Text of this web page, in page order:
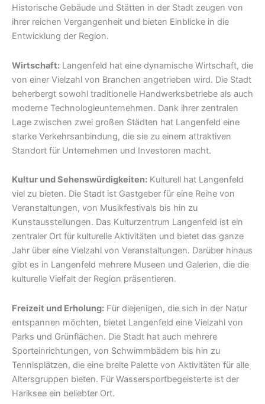
Historische Gebäude und Stätten in der Stadt zeugen von
ihrer reichen Vergangenheit und bieten Einblicke in die
Entwicklung der Region.
Wirtschaft: Langenfeld hat eine dynamische Wirtschaft, die
von einer Vielzahl von Branchen angetrieben wird. Die Stadt
beherbergt sowohl traditionelle Handwerksbetriebe als auch
moderne Technologieunternehmen. Dank ihrer zentralen
Lage zwischen zwei großen Städten hat Langenfeld eine
starke Verkehrsanbindung, die sie zu einem attraktiven
Standort für Unternehmen und Investoren macht.
Kultur und Sehenswürdigkeiten: Kulturell hat Langenfeld
viel zu bieten. Die Stadt ist Gastgeber für eine Reihe von
Veranstaltungen, von Musikfestivals bis hin zu
Kunstausstellungen. Das Kulturzentrum Langenfeld ist ein
zentraler Ort für kulturelle Aktivitäten und bietet das ganze
Jahr über eine Vielzahl von Veranstaltungen. Darüber hinaus
gibt es in Langenfeld mehrere Museen und Galerien, die die
kulturelle Vielfalt der Region präsentieren.
Freizeit und Erholung: Für diejenigen, die sich in der Natur
entspannen möchten, bietet Langenfeld eine Vielzahl von
Parks und Grünflächen. Die Stadt hat auch mehrere
Sporteinrichtungen, von Schwimmbädern bis hin zu
Tennisplätzen, die eine breite Palette von Aktivitäten für alle
Altersgruppen bieten. Für Wassersportbegeisterte ist der
Hariksee ein beliebter Ort.